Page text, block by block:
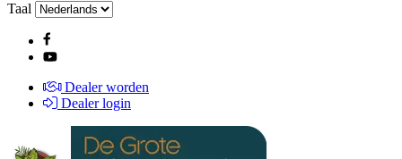
Taal
Dealer worden
Dealer login